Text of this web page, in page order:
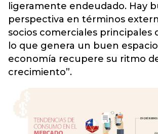
ligeramente endeudado. Hay
perspectiva en términos
socios comerciales principales
lo que genera un buen
economía recupere su ritmo
crecimiento”.